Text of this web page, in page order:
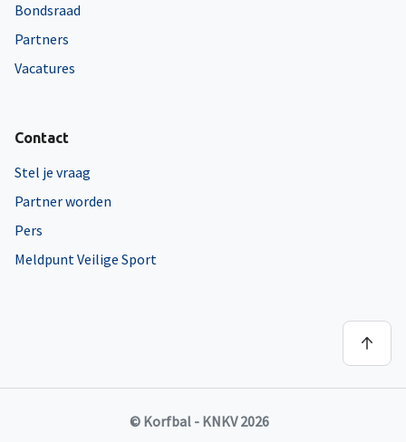
Bondsraad
Partners
Vacatures
Contact
Stel je vraag
Partner worden
Pers
Meldpunt Veilige Sport
© Korfbal - KNKV 2026